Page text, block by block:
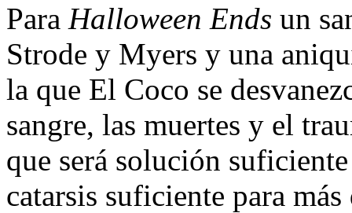
Para Halloween Ends un
Strode y Myers y una
la que El Coco se
sangre, las muertes y el
que será solución
catarsis suficiente para